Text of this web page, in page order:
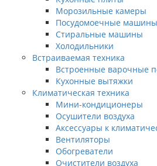
Морозильные камеры
Посудомоечные машины
Стиральные машины
Холодильники
Встраиваемая техника
Встроенные варочные
Кухонные вытяжки
Климатическая техника
Мини-кондиционеры
Осушители воздуха
Аксессуары к
Вентиляторы
Обогреватели
Очистители воздуха